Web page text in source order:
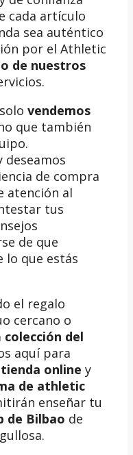
cada artículo
sea auténtico
por el Athletic
de nuestros
vendemos
que también
de compra
atención al
tus
de que
lo que estás
el regalo
cercano o
colección del
aquí para
online y
de athletic
enseñar tu
de Bilbao de